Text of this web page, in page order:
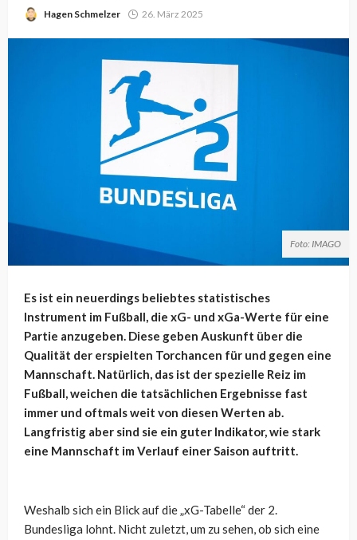
Hagen Schmelzer 26. März 2025
Foto: IMAGO
Es ist ein neuerdings beliebtes statistisches
Instrument im Fußball, die xG- und xGa-Werte für eine
Partie anzugeben. Diese geben Auskunft über die
Qualität der erspielten Torchancen für und gegen eine
Mannschaft. Natürlich, das ist der spezielle Reiz im
Fußball, weichen die tatsächlichen Ergebnisse fast
immer und oftmals weit von diesen Werten ab.
Langfristig aber sind sie ein guter Indikator, wie stark
eine Mannschaft im Verlauf einer Saison auftritt.
Weshalb sich ein Blick auf die „xG-Tabelle“ der 2.
Bundesliga lohnt. Nicht zuletzt, um zu sehen, ob sich eine